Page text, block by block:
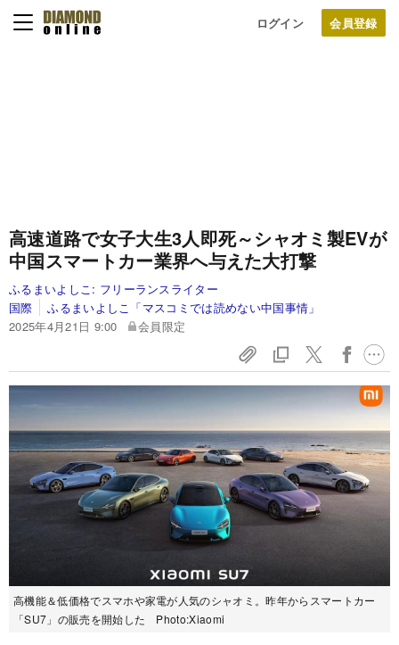
ログイン
高速道路で女子大生3人即死～シャオミ製EVが
中国スマートカー業界へ与えた大打撃
ふるまいよしこ: フリーランスライター
国際
ふるまいよしこ「マスコミでは読めない中国事情」
2025年4月21日 9:00
会員限定
高機能＆低価格でスマホや家電が人気のシャオミ。昨年からスマートカー
「SU7」の販売を開始した Photo:Xiaomi